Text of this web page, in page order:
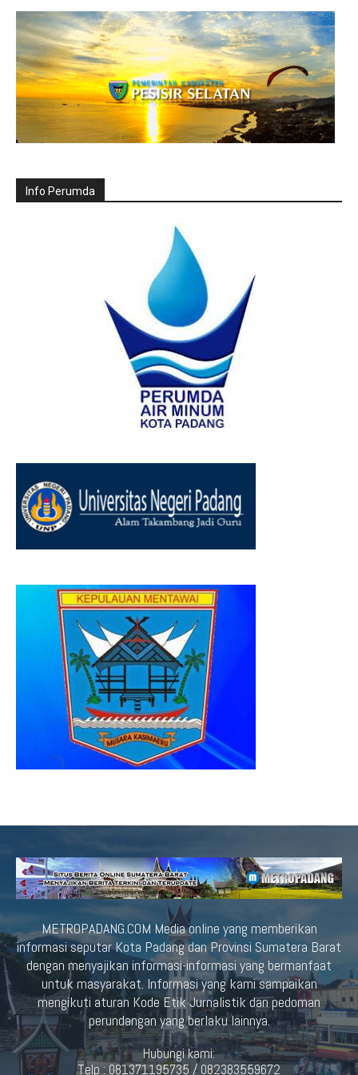
Info Perumda
METROPADANG.COM Media online yang memberikan
informasi seputar Kota Padang dan Provinsi Sumatera Barat
dengan menyajikan informasi-informasi yang bermanfaat
untuk masyarakat. Informasi yang kami sampaikan
mengikuti aturan Kode Etik Jurnalistik dan pedoman
perundangan yang berlaku lainnya.
Hubungi kami:
Telp : 081371195735 / 082383559672